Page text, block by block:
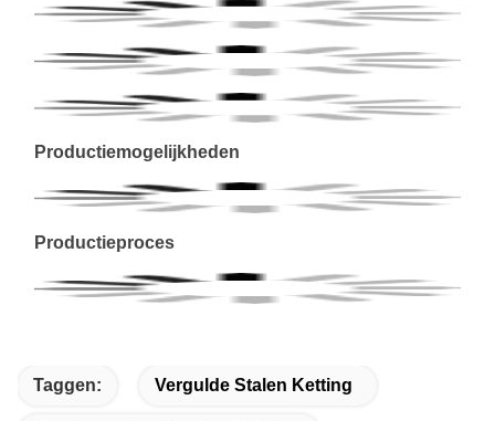
Productiemogelijkheden
Productieproces
Taggen: Vergulde Stalen Ketting